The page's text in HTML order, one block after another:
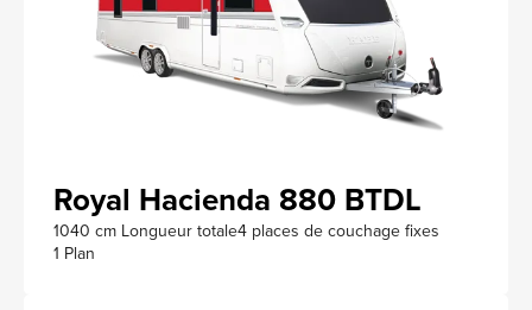
Royal Hacienda 880 BTDL
1040 cm Longueur totale4 places de couchage fixes
1 Plan